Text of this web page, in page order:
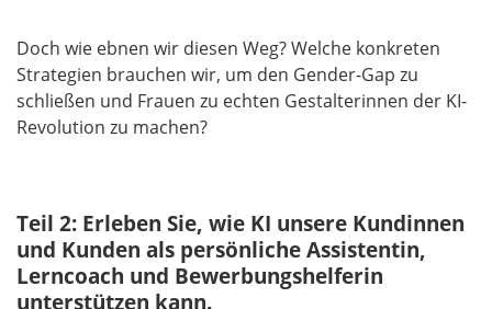
Doch wie ebnen wir diesen Weg? Welche konkreten
Strategien brauchen wir, um den Gender-Gap zu
schließen und Frauen zu echten Gestalterinnen der KI-
Revolution zu machen?
Teil 2: Erleben Sie, wie KI unsere Kundinnen
und Kunden als persönliche Assistentin,
Lerncoach und Bewerbungshelferin
unterstützen kann.